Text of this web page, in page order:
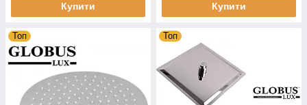
Купити Купити
Топ Топ